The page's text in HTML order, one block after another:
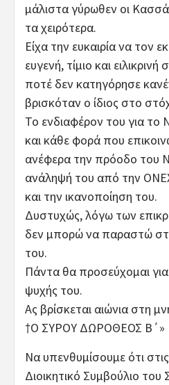
μάλιστα γύρωθεν οι
τα χειρότερα.
Είχα την ευκαιρία να τον
ευγενή, τίμιο και
ποτέ δεν κατηγόρησε
βρισκόταν ο ίδιος στο
Το ενδιαφέρον του για το
και κάθε φορά που
ανέφερα την πρόοδο του
ανάληψή του από την
και την ικανοποίηση του.
Δυστυχώς, λόγω των
δεν μπορώ να παραστώ
του.
Πάντα θα προσεύχομαι
ψυχής του.
Ας βρίσκεται αιώνια στη
†Ο ΣΥΡΟΥ ΔΩΡΟΘΕΟΣ Β΄»
Να υπενθυμίσουμε ότι
Διοικητικό Συμβούλιο του